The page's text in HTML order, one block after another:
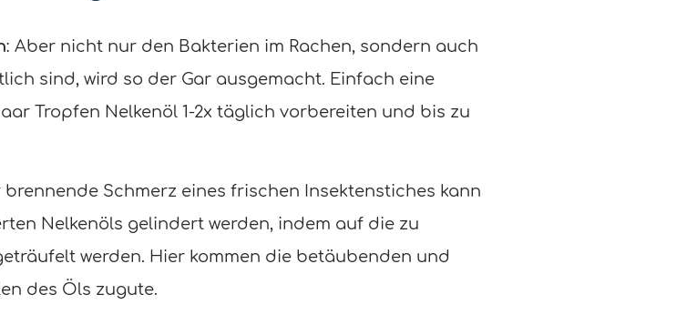
: Aber nicht nur den Bakterien im Rachen, sondern auch
sind, wird so der Gar ausgemacht. Einfach eine
Tropfen Nelkenöl 1-2x täglich vorbereiten und bis zu
brennende Schmerz eines frischen Insektenstiches kann
Nelkenöls gelindert werden, indem auf die zu
werden. Hier kommen die betäubenden und
des Öls zugute.